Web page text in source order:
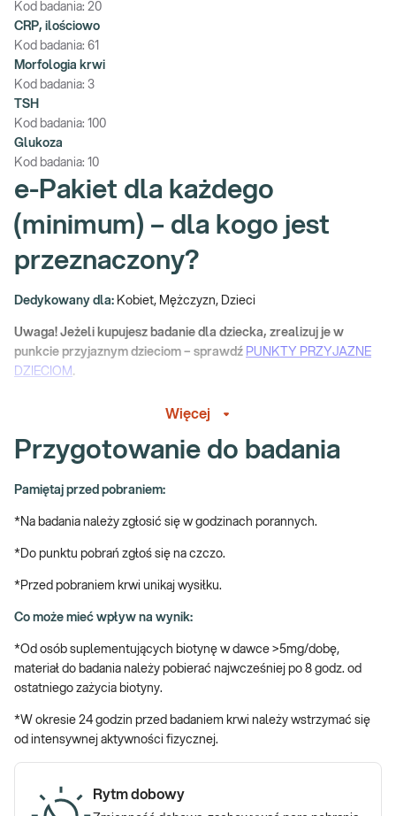
Kod badania: 20
CRP, ilościowo
Kod badania: 61
Morfologia krwi
Kod badania: 3
TSH
Kod badania: 100
Glukoza
Kod badania: 10
e-Pakiet dla każdego
(minimum) – dla kogo jest
przeznaczony?
Dedykowany dla: Kobiet, Mężczyzn, Dzieci
Uwaga! Jeżeli kupujesz badanie dla dziecka, zrealizuj je w
punkcie przyjaznym dzieciom – sprawdź PUNKTY PRZYJAZNE
DZIECIOM .
Jak się pobiera materiał do badania?
Do wykonania pakietu badań niezbędna jest próbka krwi.
Profilaktyczne badania laboratoryjne –
znaczenie dla zdrowia
odsetek osób wykonuje badania laboratoryjne w sytuacji, w której
Natomiast rangę profilaktyki laboratoryjnej podkreśla wiele
Towarzystw Lekarskich i uwzględnia działania profilaktyczne w
publikowanych przez siebie wytycznych. Na przykład Polskie
Towarzystwo Diabetologiczne zaleca oznaczanie poziomu
glukozy raz na trzy lata u osób zdrowych >45 roku życia oraz raz na
wykonywania badania stężenia cholesterolu i pozostałych
Więcej
Przygotowanie do badania
Pamiętaj przed pobraniem:
*Na badania należy zgłosić się w godzinach porannych.
*Do punktu pobrań zgłoś się na czczo.
*Przed pobraniem krwi unikaj wysiłku.
Co może mieć wpływ na wynik:
*Od osób suplementujących biotynę w dawce >5mg/dobę,
materiał do badania należy pobierać najwcześniej po 8 godz. od
ostatniego zażycia biotyny.
*W okresie 24 godzin przed badaniem krwi należy wstrzymać się
od intensywnej aktywności fizycznej.
Rytm dobowy